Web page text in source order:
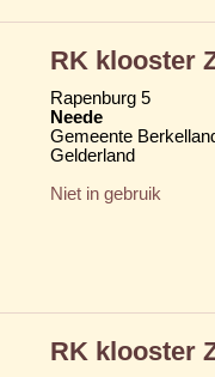
RK klooster
Rapenburg 5
Neede
Gemeente
Gelderland
Niet in gebruik
RK klooster